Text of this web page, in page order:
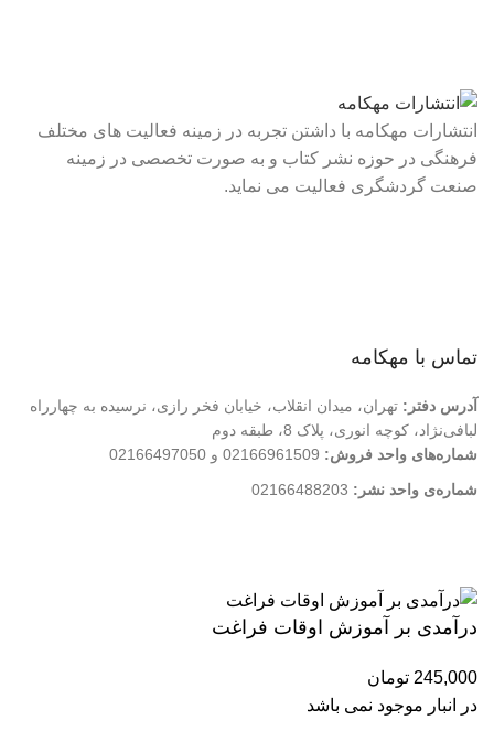
انتشارات مهکامه با داشتن تجربه در زمینه فعالیت های مختلف
فرهنگی در حوزه نشر کتاب و به صورت تخصصی در زمینه
صنعت گردشگری فعالیت می نماید.
تماس با مهکامه
آدرس دفتر: تهران، میدان انقلاب، خیابان فخر رازی، نرسیده به چهارراه
لبافی‌نژاد، کوچه انوری، پلاک 8، طبقه دوم
شماره‌های واحد فروش: 02166961509 و 02166497050
شماره‌‌ی واحد نشر:
درآمدی بر آموزش اوقات فراغت
245,000 تومان
در انبار موجود نمی باشد